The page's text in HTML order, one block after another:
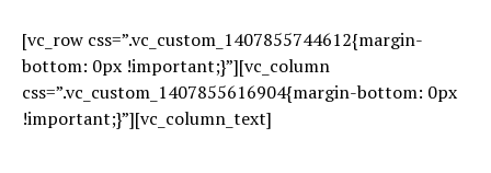
[vc_row css=”.vc_custom_1407855744612{margin-
bottom: 0px !important;}”][vc_column
css=”.vc_custom_1407855616904{margin-bottom: 0px
!important;}”][vc_column_text]